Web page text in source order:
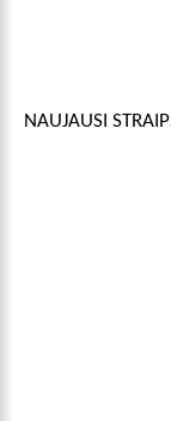
NAUJAUSI